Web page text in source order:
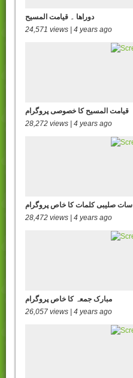
دوراھا ۔ قیامت المسیح
24,571 views | 4 years ago
قیامت المسیح کا خصوصی پروگرام
28,272 views | 4 years ago
سات صلیبی کلمات کا خاص پروگرام
28,472 views | 4 years ago
مبارک جمعہ کا خاص پروگرام
26,057 views | 4 years ago